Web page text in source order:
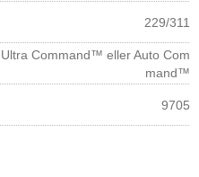
229/311
Ultra Command™ eller Auto Com
mand™
9705